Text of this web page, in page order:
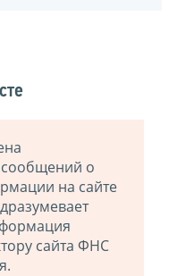
о
на сайте
сайта ФНС